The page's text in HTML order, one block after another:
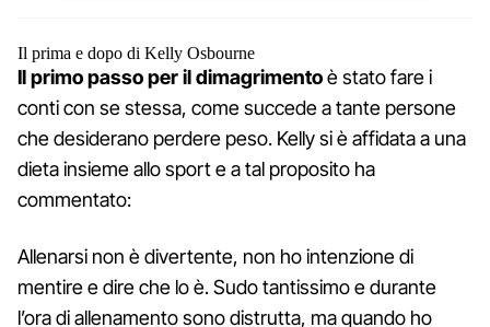
Il prima e dopo di Kelly Osbourne
Il primo passo per il dimagrimentoè stato fare i
conti con se stessa, come succede a tante persone
che desiderano perdere peso. Kelly si è affidata a una
dieta insieme allo sport e a tal proposito ha
commentato:
Allenarsi non è divertente, non ho intenzione di
mentire e dire che lo è. Sudo tantissimo e durante
l’ora di allenamento sono distrutta, ma quando ho